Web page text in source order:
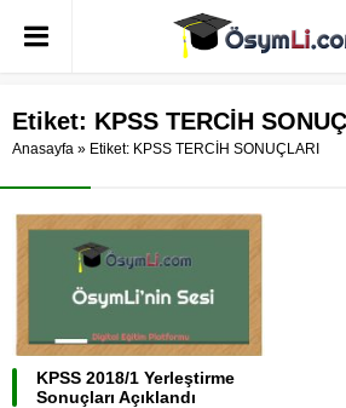
Etiket: KPSS TERCİH
Anasayfa » Etiket: KPSS TERCİH SONUÇLARI
KPSS 2018/1 Yerleştirme
Sonuçları Açıklandı